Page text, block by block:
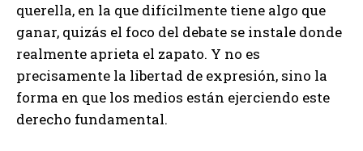
querella, en la que difícilmente tiene algo que
ganar, quizás el foco del debate se instale donde
realmente aprieta el zapato. Y no es
precisamente la libertad de expresión, sino la
forma en que los medios están ejerciendo este
derecho fundamental.